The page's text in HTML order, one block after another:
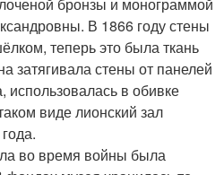
В 1866 году стены
теперь это была ткань
затягивала стены от панелей
использовалась в обивке
виде лионский зал
во время войны была